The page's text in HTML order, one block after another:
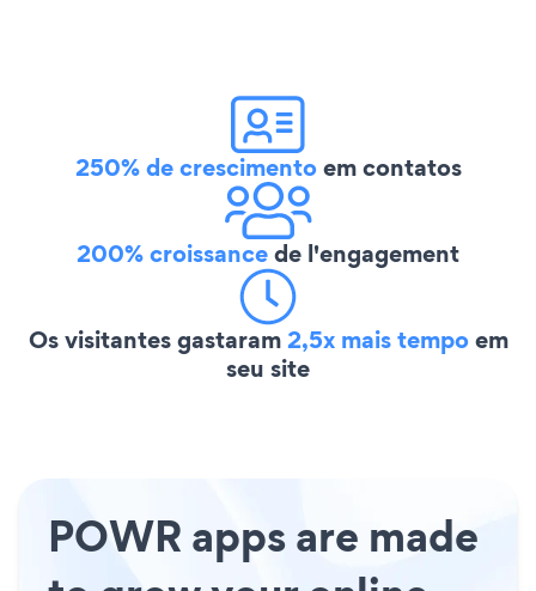
250% de crescimentoem contatos
200% croissancede l'engagement
Os visitantes gastaram2,5x mais tempoem
seu site
POWR apps are made